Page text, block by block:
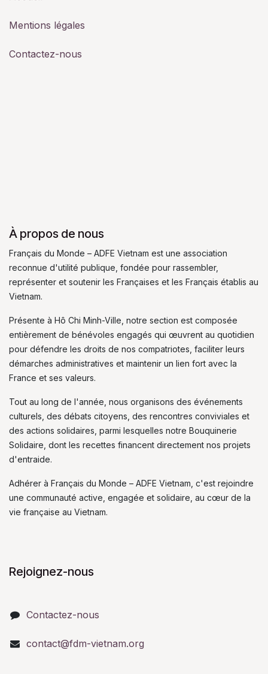
Mentions légales
Contactez-nous
À propos de nous
Français du Monde – ADFE Vietnam est une association
reconnue d'utilité publique, fondée pour rassembler,
représenter et soutenir les Françaises et les Français établis au
Vietnam.
Présente à Hô Chi Minh-Ville, notre section est composée
entièrement de bénévoles engagés qui œuvrent au quotidien
pour défendre les droits de nos compatriotes, faciliter leurs
démarches administratives et maintenir un lien fort avec la
France et ses valeurs.
Tout au long de l'année, nous organisons des événements
culturels, des débats citoyens, des rencontres conviviales et
des actions solidaires, parmi lesquelles notre Bouquinerie
Solidaire, dont les recettes financent directement nos projets
d'entraide.
Adhérer à Français du Monde – ADFE Vietnam, c'est rejoindre
une communauté active, engagée et solidaire, au cœur de la
vie française au Vietnam.
Rejoignez-nous
Contactez-nous
contact@fdm-vietnam.org